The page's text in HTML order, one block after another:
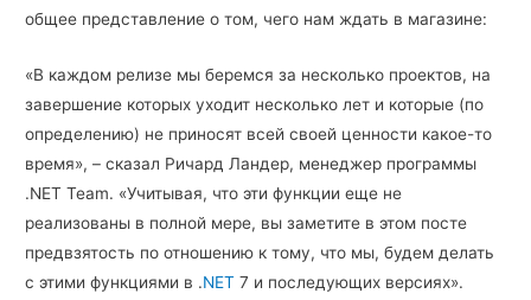
общее представление о том, чего нам ждать в магазине:
«В каждом релизе мы беремся за несколько проектов, на
завершение которых уходит несколько лет и которые (по
определению) не приносят всей своей ценности какое-то
время», – сказал Ричард Ландер, менеджер программы
.NET Team. «Учитывая, что эти функции еще не
реализованы в полной мере, вы заметите в этом посте
предвзятость по отношению к тому, что мы, будем делать
с этими функциями в .NET 7 и последующих версиях».